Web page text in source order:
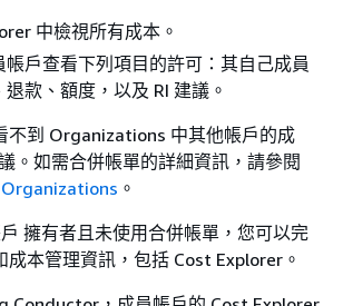
中檢視所有成本。
帳戶查看下列項目的許可：其自己成員
款、額度，以及 RI 建議。
不到 Organizations 中其他帳戶的成
。如需合併帳單的詳細資訊，請參閱
Organizations 。
擁有者且未使用合併帳單，您可以完
成本管理資訊，包括 Cost Explorer。